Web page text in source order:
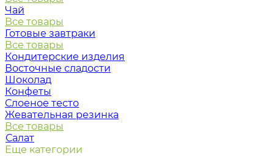
Чай
Все товары
Готовые завтраки
Все товары
Кондитерские изделия
Восточные сладости
Шоколад
Конфеты
Слоеное тесто
Жевательная резинка
Все товары
Салат
Еще категории